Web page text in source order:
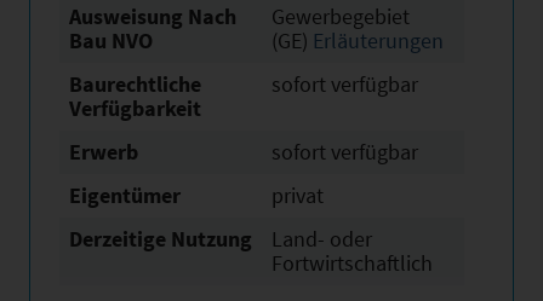
Ausweisung Nach
Bau NVO
Gewerbegebiet
(GE) Erläuterungen
Baurechtliche
Verfügbarkeit
sofort verfügbar
Erwerb
sofort verfügbar
Eigentümer
privat
Derzeitige Nutzung
Land- oder
Fortwirtschaftlich